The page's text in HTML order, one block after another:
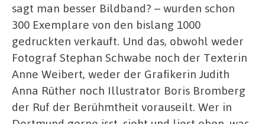
sagt man besser Bildband? – wurden schon
300 Exemplare von den bislang 1000
gedruckten verkauft. Und das, obwohl weder
Fotograf Stephan Schwabe noch der Texterin
Anne Weibert, weder der Grafikerin Judith
Anna Rüther noch Illustrator Boris Bromberg
der Ruf der Berühmtheit vorauseilt. Wer in